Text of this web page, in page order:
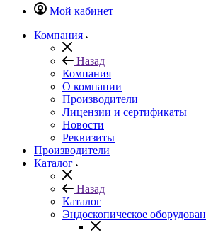
Мой кабинет
Компания
Назад
Компания
О компании
Производители
Лицензии и сертификаты
Новости
Реквизиты
Производители
Каталог
Назад
Каталог
Эндоскопическое